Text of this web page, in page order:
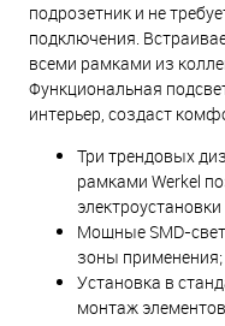
подрозетник и не
подключения.
всеми рамками из
Функциональная
интерьер, создаст
Три трендовых
рамками Werkel
Мощные SMD-
зоны применения;
Установка в
монтаж